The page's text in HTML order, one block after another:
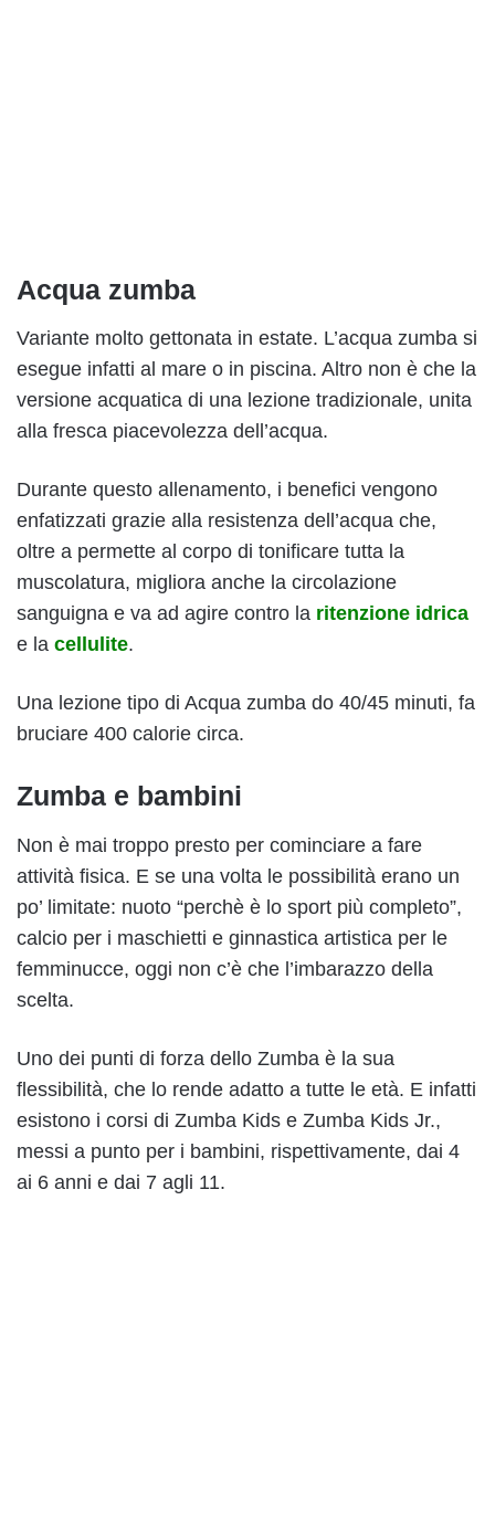
Acqua zumba
Variante molto gettonata in estate. L’acqua zumba si
esegue infatti al mare o in piscina. Altro non è che la
versione acquatica di una lezione tradizionale, unita
alla fresca piacevolezza dell’acqua.
Durante questo allenamento, i benefici vengono
enfatizzati grazie alla resistenza dell’acqua che,
oltre a permette al corpo di tonificare tutta la
muscolatura, migliora anche la circolazione
sanguigna e va ad agire contro la ritenzione idrica
e la cellulite.
Una lezione tipo di Acqua zumba do 40/45 minuti, fa
bruciare 400 calorie circa.
Zumba e bambini
Non è mai troppo presto per cominciare a fare
attività fisica. E se una volta le possibilità erano un
po’ limitate: nuoto “perchè è lo sport più completo”,
calcio per i maschietti e ginnastica artistica per le
femminucce, oggi non c’è che l’imbarazzo della
scelta.
Uno dei punti di forza dello Zumba è la sua
flessibilità, che lo rende adatto a tutte le età. E infatti
esistono i corsi di Zumba Kids e Zumba Kids Jr.,
messi a punto per i bambini, rispettivamente, dai 4
ai 6 anni e dai 7 agli 11.